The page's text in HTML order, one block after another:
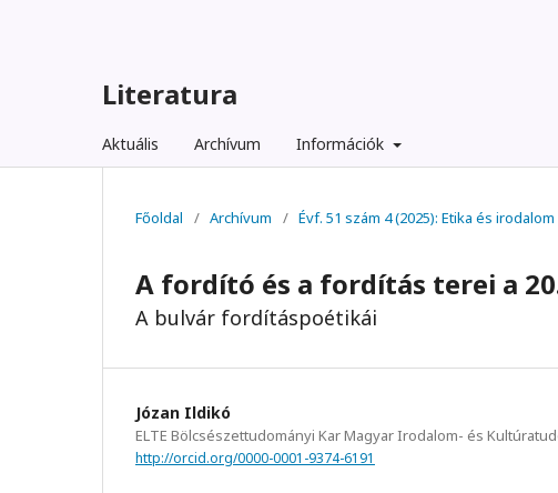
Literatura
Aktuális Archívum Információk
Főoldal / Archívum / Évf. 51 szám 4 (2025): Etika és irodalom
A fordító és a fordítás terei a
A bulvár fordításpoétikái
Józan Ildikó
ELTE Bölcsészettudományi Kar Magyar Irodalom- és
http://orcid.org/0000-0001-9374-6191